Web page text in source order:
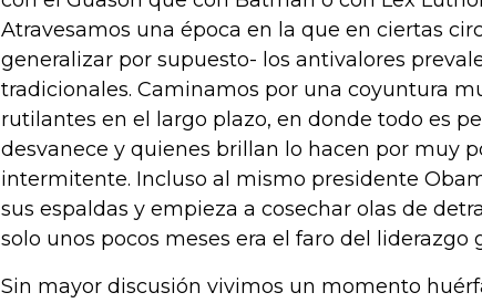
Atravesamos una época en la que en ciertas
generalizar por supuesto- los antivalores
tradicionales. Caminamos por una coyuntura
rutilantes en el largo plazo, en donde todo es
desvanece y quienes brillan lo hacen por muy
intermitente. Incluso al mismo presidente
sus espaldas y empieza a cosechar olas de
solo unos pocos meses era el faro del liderazgo
Sin mayor discusión vivimos un momento